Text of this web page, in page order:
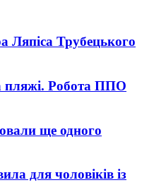
Ляпіса Трубецького
пляжі. Робота ППО
ще одного
для чоловіків із